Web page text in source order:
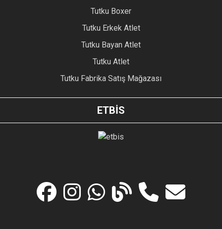
Tutku Boxer
Tutku Erkek Atlet
Tutku Bayan Atlet
Tutku Atlet
Tutku Fabrika Satış Mağazası
ETBİS